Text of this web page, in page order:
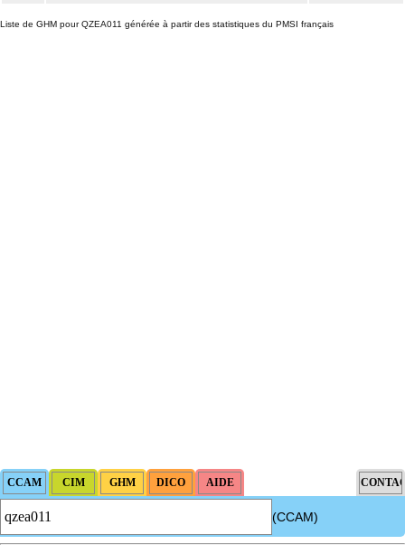
Liste de GHM pour QZEA011 générée à partir des statistiques du PMSI français
(CCAM)